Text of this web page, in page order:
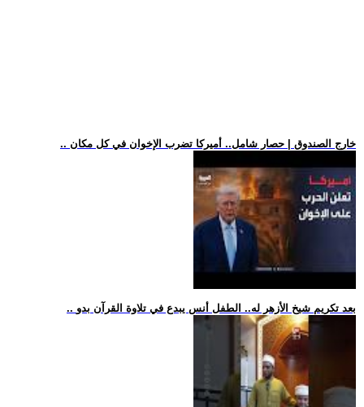
.. خارج الصندوق | حصار شامل.. أميركا تضرب الإخوان في كل مكان
.. بعد تكريم شيخ الأزهر له.. الطفل أنس يبدع في تلاوة القرآن بدو